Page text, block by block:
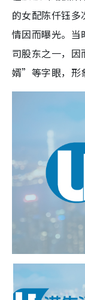
的女配陈仟钰
情因而曝光。当
司股东之一，
婿”等字眼，形